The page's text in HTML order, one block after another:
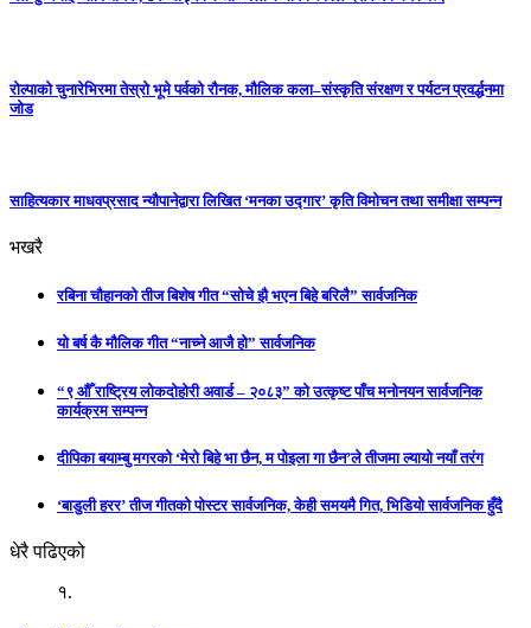
रोल्पाको चुनारेभिरमा तेस्रो भूमे पर्वको रौनक, मौलिक कला–संस्कृति संरक्षण र पर्यटन प्रवर्द्धनमा
जोड
साहित्यकार माधवप्रसाद न्यौपानेद्वारा लिखित ‘मनका उद्गार’ कृति विमोचन तथा समीक्षा सम्पन्न
भखरै
रबिना चौहानको तीज बिशेष गीत “सोचे झै भएन बिहे बरिलै” सार्वजनिक
यो बर्ष कै मौलिक गीत “नाच्ने आजै हो” सार्वजनिक
“९ औँ राष्ट्रिय लोकदोहोरी अवार्ड – २०८३” को उत्कृष्ट पाँच मनोनयन सार्वजनिक
कार्यक्रम सम्पन्न
दीपिका बयाम्बु मगरको ‘मेरो बिहे भा छैन, म पोइला गा छैन’ले तीजमा ल्यायो नयाँ तरंग
‘बाडुली हरर’ तीज गीतको पोस्टर सार्वजनिक, केही समयमै गित, भिडियो सार्वजनिक हुँदै
धेरै पढिएको
१.